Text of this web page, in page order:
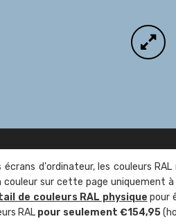
écrans d'ordinateur, les couleurs
couleur sur cette page uniquement
de couleurs RAL physique pour
RAL pour seulement €154,95